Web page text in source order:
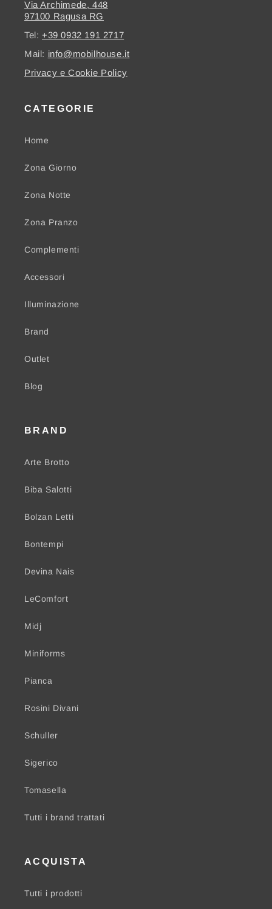
Via Archimede, 448
97100 Ragusa RG
Tel: +39 0932 191 2717
Mail: info@mobilhouse.it
Privacy e Cookie Policy
CATEGORIE
Home
Zona Giorno
Zona Notte
Zona Pranzo
Complementi
Accessori
Illuminazione
Brand
Outlet
Blog
BRAND
Arte Brotto
Biba Salotti
Bolzan Letti
Bontempi
Devina Nais
LeComfort
Midj
Miniforms
Pianca
Rosini Divani
Schuller
Sigerico
Tomasella
Tutti i brand trattati
ACQUISTA
Tutti i prodotti